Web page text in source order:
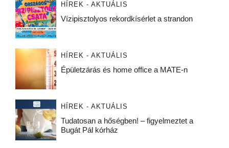
HÍREK - AKTUÁLIS
Vízipisztolyos rekordkísérlet a strandon
HÍREK - AKTUÁLIS
Épületzárás és home office a MATE-n
HÍREK - AKTUÁLIS
Tudatosan a hőségben! – figyelmeztet a
Bugát Pál kórház